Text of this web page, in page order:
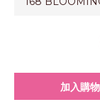
加入購